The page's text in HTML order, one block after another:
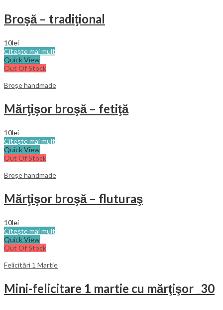
Broşă – tradiţional
10lei
Citește mai mult
Quick View
Out Of Stock
Broşe handmade
Mărţişor broşă – fetiţă
10lei
Citește mai mult
Quick View
Out Of Stock
Broşe handmade
Mărţişor broşă – fluturaş
10lei
Citește mai mult
Quick View
Out Of Stock
Felicitări 1 Martie
Mini-felicitare 1 martie cu mărţişor _30